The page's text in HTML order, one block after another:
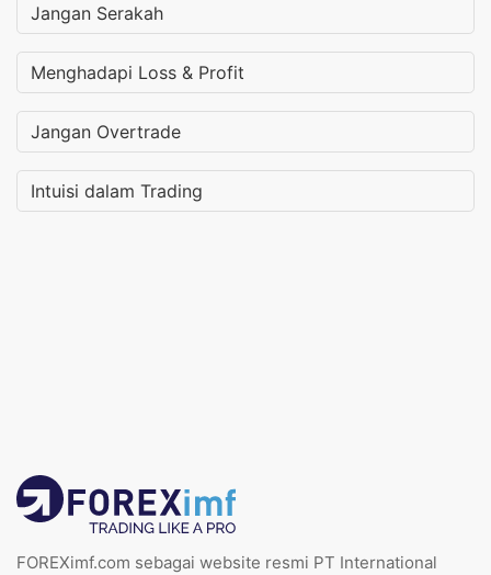
Jangan Serakah
Menghadapi Loss & Profit
Jangan Overtrade
Intuisi dalam Trading
FOREXimf.com sebagai website resmi PT International